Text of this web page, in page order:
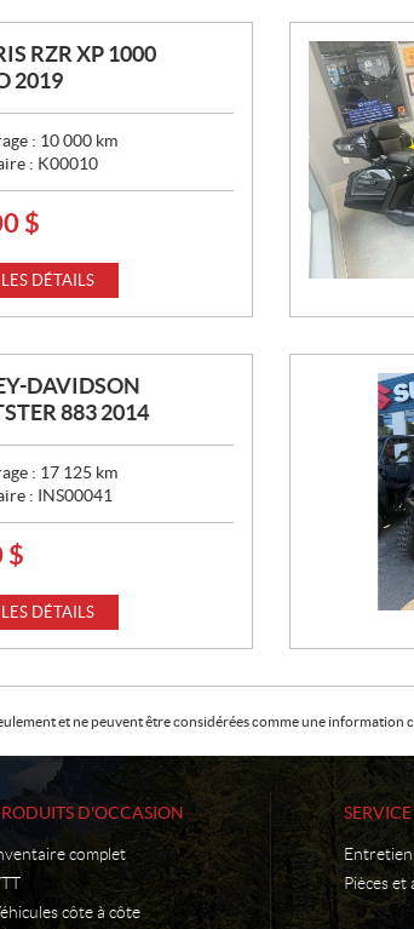
RZR XP 1000
2019
: 10 000 km
: K00010
$
DÉTAILS
DAVIDSON
883 2014
: 17 125 km
: INS00041
$
DÉTAILS
et ne peuvent être considérées comme une
D'OCCASION
complet
côte à côte
SERVICE
Entretien
Pièces et